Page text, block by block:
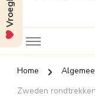
Home
Zweden